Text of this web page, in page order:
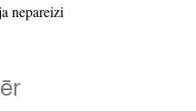
nepareizi